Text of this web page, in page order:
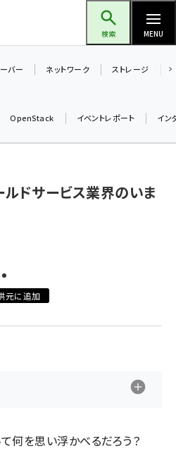
検索 MENU
仲間と築いた勝利の絆～ (2329)
る晴山佳須夫のヒント集！ (2050)
バー ネットワーク ストレージ
OpenStack イベントレポート イン
ドサービス業界のいま
元に追加
何を思い浮かべるだろう？